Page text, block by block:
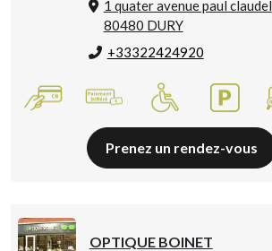
1 quater avenue paul claudel
80480 DURY
+33322424920
Prenez un rendez-vous
OPTIQUE BOINET